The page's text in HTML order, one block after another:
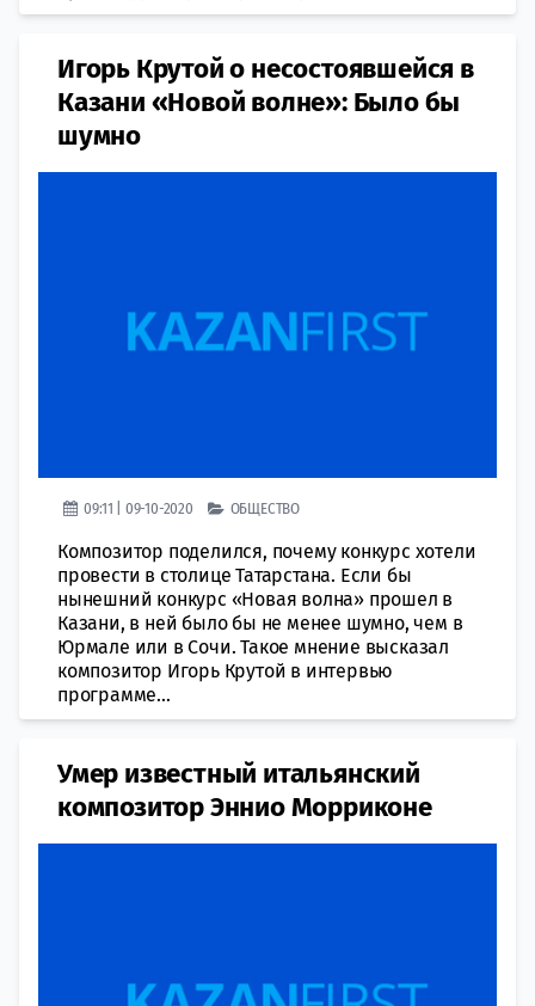
Игорь Крутой о несостоявшейся в
Казани «Новой волне»: Было бы
шумно
09:11 | 09-10-2020 ОБЩЕСТВО
Композитор поделился, почему конкурс хотели
провести в столице Татарстана. Если бы
нынешний конкурс «Новая волна» прошел в
Казани, в ней было бы не менее шумно, чем в
Юрмале или в Сочи. Такое мнение высказал
композитор Игорь Крутой в интервью
программе...
Умер известный итальянский
композитор Эннио Морриконе